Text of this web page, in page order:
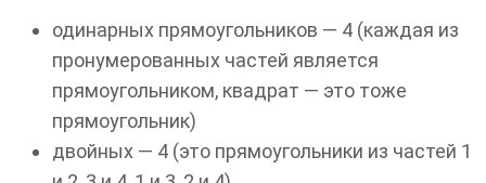
одинарных прямоугольников — 4 (каждая из
пронумерованных частей является
прямоугольником, квадрат — это тоже
прямоугольник)
двойных — 4 (это прямоугольники из частей 1